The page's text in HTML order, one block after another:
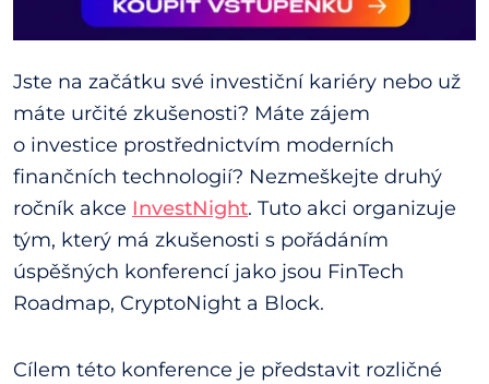
Jste na začátku své investiční kariéry nebo už
máte určité zkušenosti? Máte zájem
o investice prostřednictvím moderních
finančních technologií? Nezmeškejte druhý
ročník akce InvestNight. Tuto akci organizuje
tým, který má zkušenosti s pořádáním
úspěšných konferencí jako jsou FinTech
Roadmap, CryptoNight a Block.
Cílem této konference je představit rozličné